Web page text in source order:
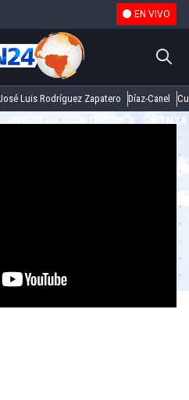
EN VIVO
Luis Rodríguez Zapatero Díaz-Canel